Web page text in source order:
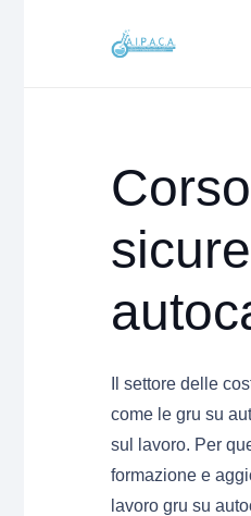
Il settore delle
come le gru su
sul lavoro. Per
formazione e
lavoro gru su